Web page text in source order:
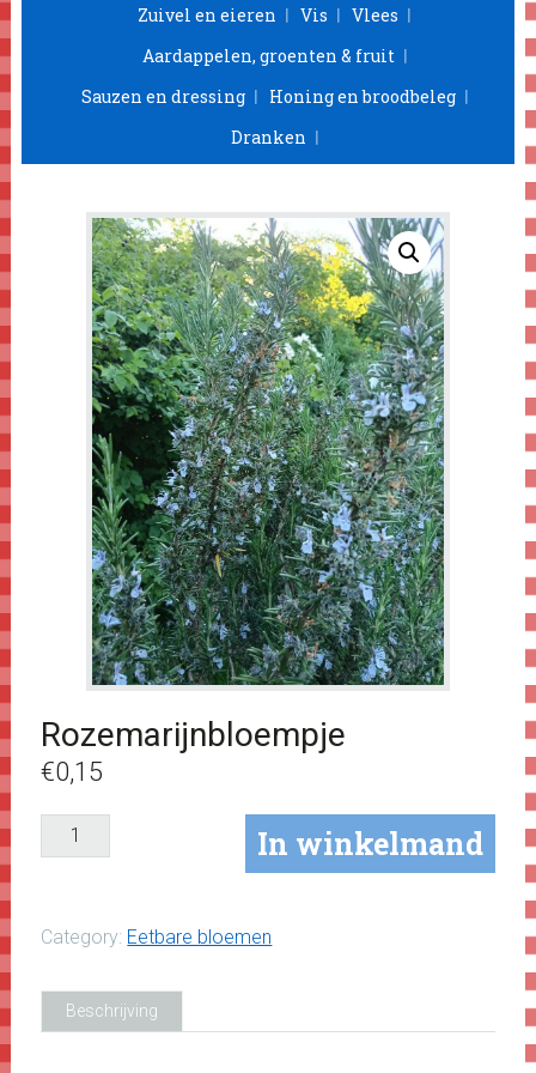
Zuivel en eieren
Vis
Vlees
Aardappelen, groenten & fruit
Sauzen en dressing
Honing en broodbeleg
Dranken
Rozemarijnbloempje
€0,15
Rozemarijnbloempje
aantal
In winkelmand
Category: Eetbare bloemen
Beschrijving